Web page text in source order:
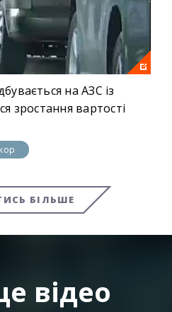
на АЗС із
зростання вартості
БІЛЬШЕ
відео